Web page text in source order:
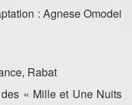
: Agnese Omodei
Rabat
« Mille et Une Nuits